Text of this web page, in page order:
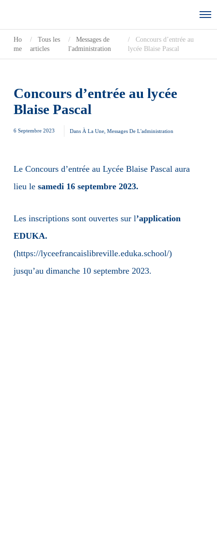
Ho
me
Tous les
articles
Messages de
l'administration
Concours d’entrée au
lycée Blaise Pascal
Concours d’entrée au lycée
Blaise Pascal
6 Septembre 2023 Dans À La Une Messages De L'administration
Le Concours d’entrée au Lycée Blaise Pascal aura
lieu le samedi 16 septembre 2023.
Les inscriptions sont ouvertes sur l’application
EDUKA.
(https://lyceefrancaislibreville.eduka.school/)
jusqu’au dimanche 10 septembre 2023.